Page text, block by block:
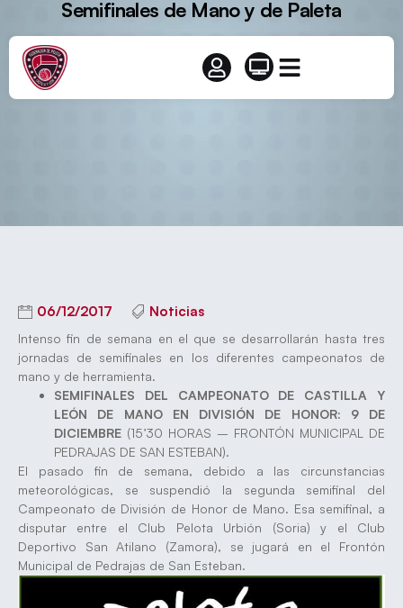
Semifinales de Mano y de Paleta
06/12/2017 Noticias
Intenso fin de semana en el que se desarrollarán hasta tres
jornadas de semifinales en los diferentes campeonatos de
mano y de herramienta.
SEMIFINALES DEL CAMPEONATO DE CASTILLA Y
LEÓN DE MANO EN DIVISIÓN DE HONOR: 9 DE
DICIEMBRE (15’30 HORAS – FRONTÓN MUNICIPAL DE
PEDRAJAS DE SAN ESTEBAN).
El pasado fin de semana, debido a las circunstancias
meteorológicas, se suspendió la segunda semifinal del
Campeonato de División de Honor de Mano. Esa semifinal, a
disputar entre el Club Pelota Urbión (Soria) y el Club
Deportivo San Atilano (Zamora), se jugará en el Frontón
Municipal de Pedrajas de San Esteban.